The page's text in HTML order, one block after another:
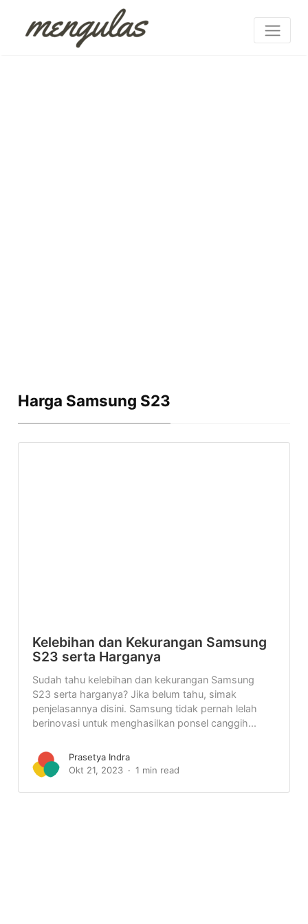
Harga Samsung S23
Kelebihan dan Kekurangan Samsung
S23 serta Harganya
Sudah tahu kelebihan dan kekurangan Samsung
S23 serta harganya? Jika belum tahu, simak
penjelasannya disini. Samsung tidak pernah lelah
berinovasi untuk menghasilkan ponsel canggih...
Prasetya Indra
Okt 21, 2023
1 min read